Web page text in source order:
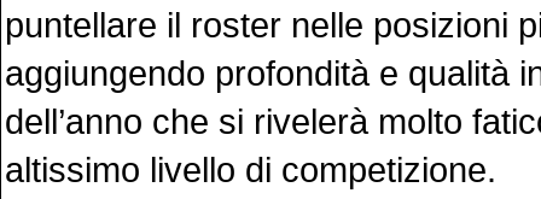
puntellare il roster nelle posizioni
aggiungendo profondità e qualità
dell’anno che si rivelerà molto
altissimo livello di competizione.